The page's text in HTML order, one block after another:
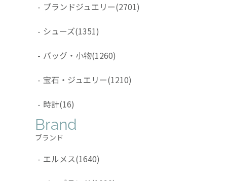
- ブランドジュエリー(2701)
- シューズ(1351)
- バッグ・小物(1260)
- 宝石・ジュエリー(1210)
- 時計(16)
Brand
ブランド
- エルメス(1640)